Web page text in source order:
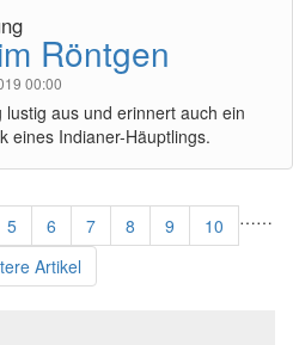
Röntgen
00:00
aus und erinnert auch ein
eines Indianer-Häuptlings.
…
5 6 7 8 9
10
…
Artikel